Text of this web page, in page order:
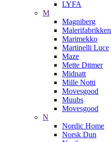
LYFA
M
Magniberg
Malerifabrikken
Marimekko
Martinelli Luce
Maze
Mette Ditmer
Midnatt
Mille Notti
Movesgood
Muubs
Movesgood
N
Nordic Home
Norsk Dun